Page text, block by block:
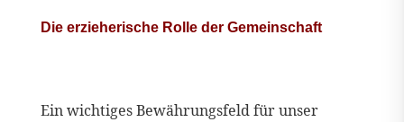
Die erzieherische Rolle der Gemeinschaft
Ein wichtiges Bewährungsfeld für unser